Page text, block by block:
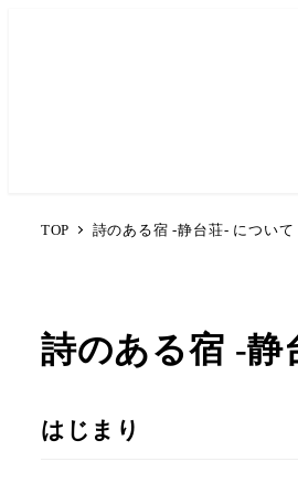
TOP 詩のある宿 -静台荘- について
詩のある宿 -静
はじまり